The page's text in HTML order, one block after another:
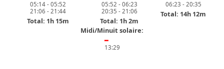
05:14 - 05:52
21:06 - 21:44
Total: 1h 15m
05:52 - 06:23
20:35 - 21:06
Total: 1h 2m
06:23 - 20:35
Total: 14h 12m
Midi/Minuit solaire:
━
13:29